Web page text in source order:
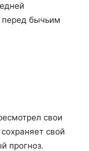
перед бычьим
свои
свой
прогноз.